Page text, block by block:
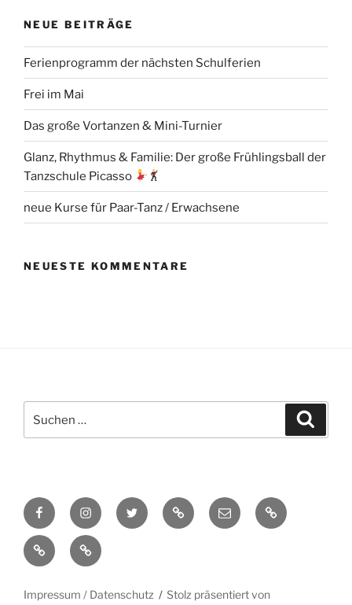
NEUE BEITRÄGE
Ferienprogramm der nächsten Schulferien
Frei im Mai
Das große Vortanzen & Mini-Turnier
Glanz, Rhythmus & Familie: Der große Frühlingsball der
Tanzschule Picasso
neue Kurse für Paar-Tanz / Erwachsene
NEUESTE KOMMENTARE
nach:
FacebookInstagramTwitter TikTok E-
Mail
Cookie-
Richtlinie
Datenschutzerklärung
(EU)
Impressum
Impressum / Datenschutz Stolz präsentiert von